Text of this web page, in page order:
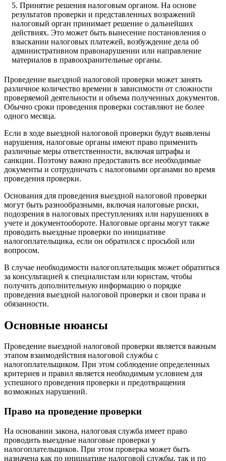
Принятие решения налоговым органом. На основе
результатов проверки и представленных возражений
налоговый орган принимает решение о дальнейших
действиях. Это может быть вынесение постановления о
взыскании налоговых платежей, возбуждение дела об
административном правонарушении или направление
материалов в правоохранительные органы.
Проведение выездной налоговой проверки может занять
различное количество времени в зависимости от сложности
проверяемой деятельности и объема полученных документов.
Обычно сроки проведения проверки составляют не более
одного месяца.
Если в ходе выездной налоговой проверки будут выявлены
нарушения, налоговые органы имеют право применить
различные меры ответственности, включая штрафы и
санкции. Поэтому важно предоставить все необходимые
документы и сотрудничать с налоговыми органами во время
проведения проверки.
Основания для проведения выездной налоговой проверки
могут быть разнообразными, включая налоговые риски,
подозрения в налоговых преступлениях или нарушениях в
учете и документообороте. Налоговые органы могут также
проводить выездные проверки по инициативе
налогоплательщика, если он обратился с просьбой или
вопросом.
В случае необходимости налогоплательщик может обратиться
за консультацией к специалистам или юристам, чтобы
получить дополнительную информацию о порядке
проведения выездной налоговой проверки и свои права и
обязанности.
Основные нюансы
Проведение выездной налоговой проверки является важным
этапом взаимодействия налоговой службы с
налогоплательщиком. При этом соблюдение определенных
критериев и правил является необходимым условием для
успешного проведения проверки и предотвращения
возможных нарушений.
Право на проведение проверки
На основании закона, налоговая служба имеет право
проводить выездные налоговые проверки у
налогоплательщиков. При этом проверка может быть
назначена как по инициативе налоговой службы, так и по